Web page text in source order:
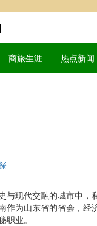
商旅生涯 热点新闻
与现代交融的城市中，
作为山东省的省会，
职业。